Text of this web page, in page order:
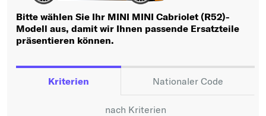
Hersteller wählen
Modell wählen
Typ wählen
Bitte wählen Sie Ihr MINI MINI Cabriolet (R52)-
Modell aus, damit wir Ihnen passende Ersatzteile
präsentieren können.
Kriterien Nationaler Code
nach Kriterien